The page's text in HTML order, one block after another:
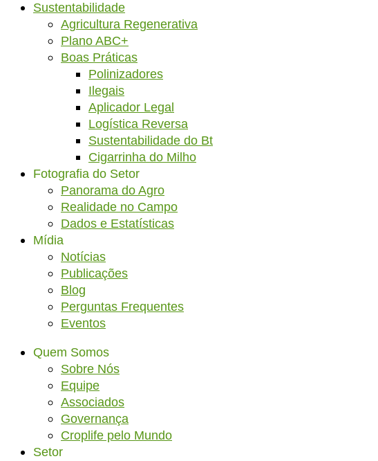
Sustentabilidade
Agricultura Regenerativa
Plano ABC+
Boas Práticas
Polinizadores
Ilegais
Aplicador Legal
Logística Reversa
Sustentabilidade do Bt
Cigarrinha do Milho
Fotografia do Setor
Panorama do Agro
Realidade no Campo
Dados e Estatísticas
Mídia
Notícias
Publicações
Blog
Perguntas Frequentes
Eventos
Quem Somos
Sobre Nós
Equipe
Associados
Governança
Croplife pelo Mundo
Setor